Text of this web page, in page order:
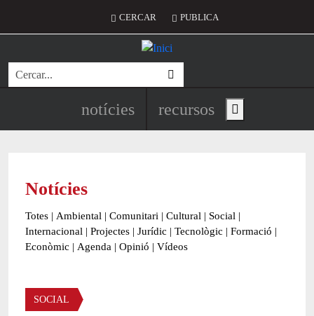
Menú del compte d'usuari
CERCAR PUBLICA
Cerca
Navegació principal de
notícies recursos Show main menu
Notícies
Totes | Ambiental | Comunitari | Cultural | Social |
Internacional | Projectes | Jurídic | Tecnològic | Formació |
Econòmic | Agenda | Opinió | Vídeos
Àmbit de la notícia
SOCIAL